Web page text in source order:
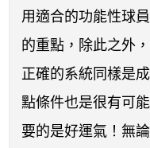
用適合的功能性球
的重點，除此之外
正確的系統同樣是
點條件也是很有可
要的是好運氣！無